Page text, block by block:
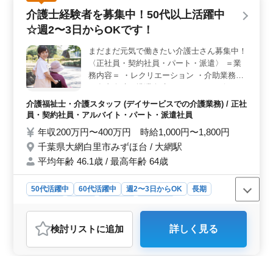
す。 ＜給与・福利厚生＞ 年収200万円〜400万円、
時給1,000円〜1,800円という魅力的な給与体系が整って
います。交通費実費支給や資格手当など福利厚生も充実
度も整っており、安心して働ける環境が整っていま
す。 ＜業務内容＞ 介助業務や清掃、看護師補助な
ど幅広い業務を通じて高齢者の生活の質を向上させる貴
重な役割を果たします。また申し送りや介護記録作成な
どの業務も担当し、チームと連携しながら質の高い介護
サービスを提供します。
介護士経験者を募集中！50代以上活躍中
☆週2〜3日からOKです！
まだまだ元気で働きたい介護士さん募集中！
〈正社員・契約社員・パート・派遣〉 ＝業
務内容＝ ・レクリエーション ・介助業務
ーションサポート ・サービス利用者の家族
との相談、助言 ・書類作成、書類整理 等 ＝
可能な方は優遇！ お気軽にご応募下さ
い！！ お待ちしております♫
介護福祉士・介護スタッフ (デイサービスでの介護業務) / 正社
員・契約社員・アルバイト・パート・派遣社員
年収200万円〜400万円 時給1,000円〜1,800円
千葉県大網白里市みずほ台 / 大網駅
平均年齢 46.1歳 / 最高年齢 64歳
50代活躍中 60代活躍中 週2〜3日からOK
長期
介護福祉士・介護スタッフ
おすすめポイント
＜経験豊富な介護士募集＞ 千葉県大網白里市のデイサ
検討リスト に追加 詳しく見る